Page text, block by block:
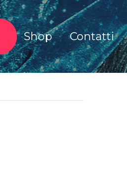
Shop Contatti